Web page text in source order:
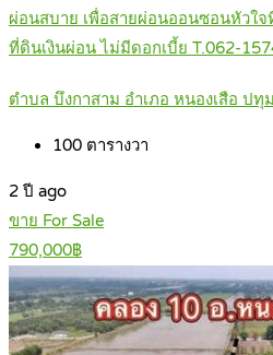
ผ่อนสบาย เพื่อสายผ่อนออนซอนหัวใ
ที่ดินเงินผ่อน ไม่มีดอกเบี้ย T.062-
ตำบล บึงกาสาม อำเภอ หนองเสือ ปทุ
100 ตารางวา
2 ปี ago
ขาย For Sale
790,000฿